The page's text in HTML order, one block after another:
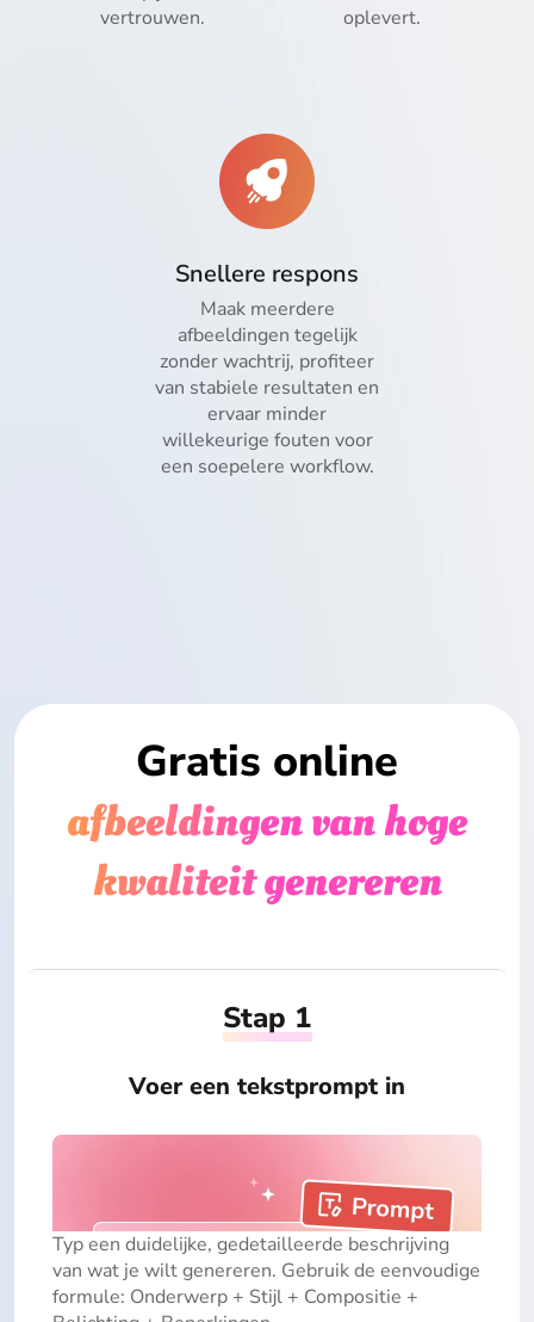
vertrouwen.
oplevert.
Snellere respons
Maak meerdere
afbeeldingen tegelijk
zonder wachtrij, profiteer
van stabiele resultaten en
ervaar minder
willekeurige fouten voor
een soepelere workflow.
Gratis online
afbeeldingen van hoge
kwaliteit genereren
Stap 1
Voer een tekstprompt in
Typ een duidelijke, gedetailleerde beschrijving
van wat je wilt genereren. Gebruik de eenvoudige
formule: Onderwerp + Stijl + Compositie +